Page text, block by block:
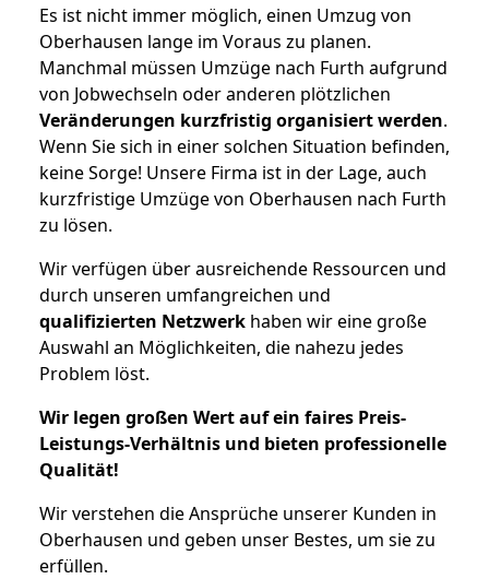
Es ist nicht immer möglich, einen Umzug von
Oberhausen lange im Voraus zu planen.
Manchmal müssen Umzüge nach Furth aufgrund
von Jobwechseln oder anderen plötzlichen
Veränderungen kurzfristig organisiert werden.
Wenn Sie sich in einer solchen Situation befinden,
keine Sorge! Unsere Firma ist in der Lage, auch
kurzfristige Umzüge von Oberhausen nach Furth
zu lösen.
Wir verfügen über ausreichende Ressourcen und
durch unseren umfangreichen und
qualifizierten Netzwerk haben wir eine große
Auswahl an Möglichkeiten, die nahezu jedes
Problem löst.
Wir legen großen Wert auf ein faires Preis-
Leistungs-Verhältnis und bieten professionelle
Qualität!
Wir verstehen die Ansprüche unserer Kunden in
Oberhausen und geben unser Bestes, um sie zu
erfüllen.